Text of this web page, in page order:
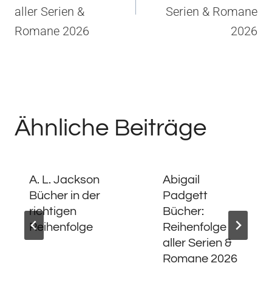
aller Serien &
Romane 2026
Serien & Romane
2026
Ähnliche Beiträge
A. L. Jackson
Bücher in der
richtigen
Reihenfolge
Abigail
Padgett
Bücher:
Reihenfolge
aller Serien &
Romane 2026